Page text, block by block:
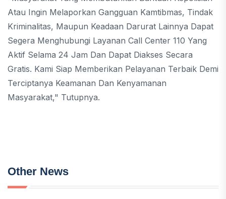
Atau Ingin Melaporkan Gangguan Kamtibmas, Tindak
Kriminalitas, Maupun Keadaan Darurat Lainnya Dapat
Segera Menghubungi Layanan Call Center 110 Yang
Aktif Selama 24 Jam Dan Dapat Diakses Secara
Gratis. Kami Siap Memberikan Pelayanan Terbaik Demi
Terciptanya Keamanan Dan Kenyamanan
Masyarakat," Tutupnya.
Other News